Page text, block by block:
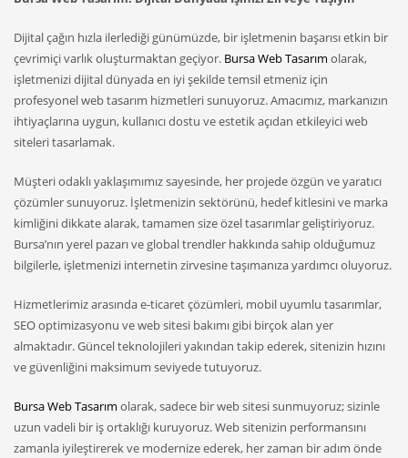
Dijital çağın hızla ilerlediği günümüzde, bir işletmenin başarısı etkin bir
çevrimiçi varlık oluşturmaktan geçiyor. Bursa Web Tasarım olarak,
işletmenizi dijital dünyada en iyi şekilde temsil etmeniz için
profesyonel web tasarım hizmetleri sunuyoruz. Amacımız, markanızın
ihtiyaçlarına uygun, kullanıcı dostu ve estetik açıdan etkileyici web
siteleri tasarlamak.
Müşteri odaklı yaklaşımımız sayesinde, her projede özgün ve yaratıcı
çözümler sunuyoruz. İşletmenizin sektörünü, hedef kitlesini ve marka
kimliğini dikkate alarak, tamamen size özel tasarımlar geliştiriyoruz.
Bursa’nın yerel pazarı ve global trendler hakkında sahip olduğumuz
bilgilerle, işletmenizi internetin zirvesine taşımanıza yardımcı oluyoruz.
Hizmetlerimiz arasında e-ticaret çözümleri, mobil uyumlu tasarımlar,
SEO optimizasyonu ve web sitesi bakımı gibi birçok alan yer
almaktadır. Güncel teknolojileri yakından takip ederek, sitenizin hızını
ve güvenliğini maksimum seviyede tutuyoruz.
Bursa Web Tasarım olarak, sadece bir web sitesi sunmuyoruz; sizinle
uzun vadeli bir iş ortaklığı kuruyoruz. Web sitenizin performansını
zamanla iyileştirerek ve modernize ederek, her zaman bir adım önde